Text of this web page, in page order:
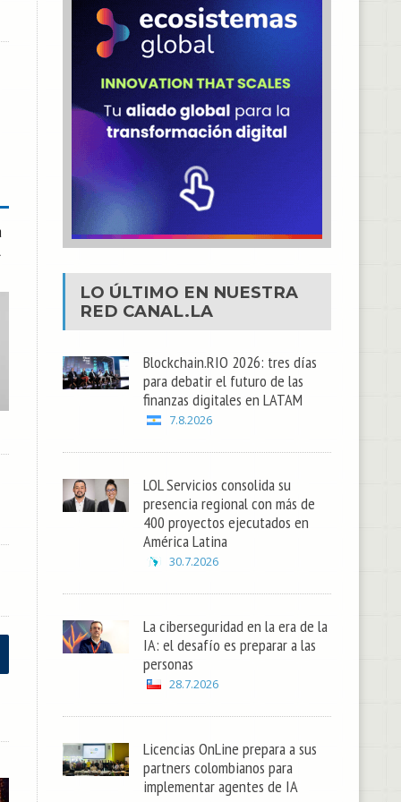
LO ÚLTIMO EN NUESTRA
RED CANAL.LA
Blockchain.RIO 2026: tres días
para debatir el futuro de las
finanzas digitales en LATAM
7.8.2026
LOL Servicios consolida su
presencia regional con más de
400 proyectos ejecutados en
América Latina
30.7.2026
La ciberseguridad en la era de la
IA: el desafío es preparar a las
personas
28.7.2026
Licencias OnLine prepara a sus
partners colombianos para
implementar agentes de IA